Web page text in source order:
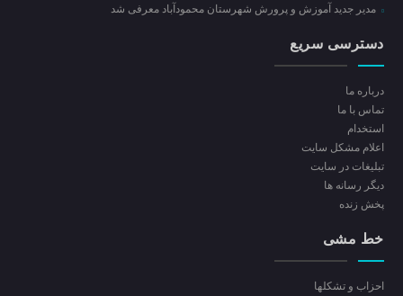
مدیر جدید آموزش و پرورش شهرستان محمودآباد معرفی شد
دسترسی سریع
درباره ما
تماس با ما
استخدام
اعلام مشکل سایت
تبلیغات در سایت
ديگر رسانه ها
پخش زنده
خط مشی
احزاب و تشکلها